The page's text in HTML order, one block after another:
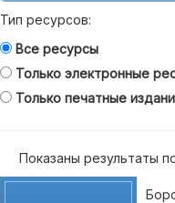
Тип ресурсов:
Все ресурсы
Только электронные
Только печатные
Показаны результаты